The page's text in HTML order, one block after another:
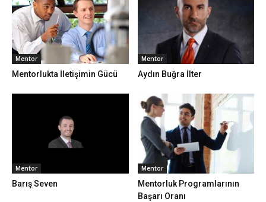
Mentor
Mentorlukta İletişimin Gücü
Mentor
Aydın Buğra İlter
Mentor
Barış Seven
Mentor
Mentorluk Programlarının
Başarı Oranı